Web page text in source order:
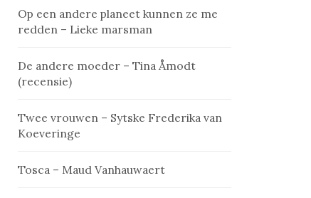
Op een andere planeet kunnen ze me
redden – Lieke marsman
De andere moeder – Tina Åmodt
(recensie)
Twee vrouwen – Sytske Frederika van
Koeveringe
Tosca – Maud Vanhauwaert